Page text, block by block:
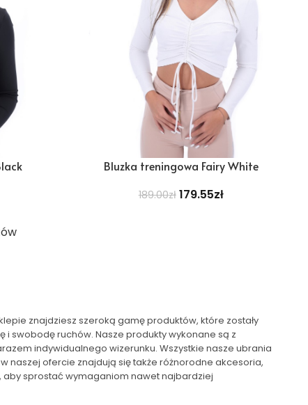
Bluzka treningowa Fairy White
189.00zł 179.55zł
znajdziesz szeroką gamę produktów, które zostały
swobodę ruchów. Nasze produkty wykonane są z
indywidualnego wizerunku. Wszystkie nasze ubrania
naszej ofercie znajdują się także różnorodne akcesoria,
aby sprostać wymaganiom nawet najbardziej